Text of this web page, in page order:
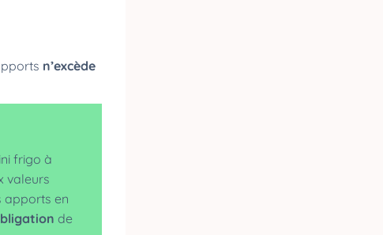
n’excède
frigo à
valeurs
apports en
de